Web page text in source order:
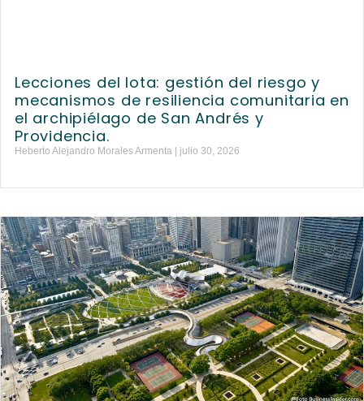
Lecciones del Iota: gestión del riesgo y
mecanismos de resiliencia comunitaria en
el archipiélago de San Andrés y
Providencia.
Heberto Alejandro Morales Armenta julio 30, 2026